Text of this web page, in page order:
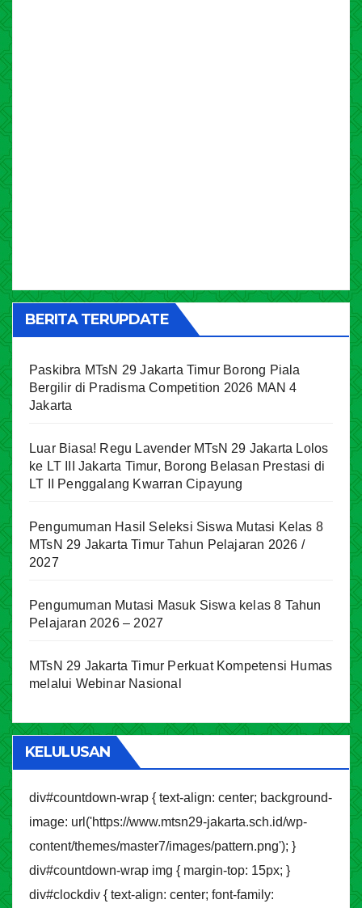
BERITA TERUPDATE
Paskibra MTsN 29 Jakarta Timur Borong Piala
Bergilir di Pradisma Competition 2026 MAN 4
Jakarta
Luar Biasa! Regu Lavender MTsN 29 Jakarta Lolos
ke LT III Jakarta Timur, Borong Belasan Prestasi di
LT II Penggalang Kwarran Cipayung
Pengumuman Hasil Seleksi Siswa Mutasi Kelas 8
MTsN 29 Jakarta Timur Tahun Pelajaran 2026 /
2027
Pengumuman Mutasi Masuk Siswa kelas 8 Tahun
Pelajaran 2026 – 2027
MTsN 29 Jakarta Timur Perkuat Kompetensi Humas
melalui Webinar Nasional
KELULUSAN
div#countdown-wrap { text-align: center; background-
image: url('https://www.mtsn29-jakarta.sch.id/wp-
content/themes/master7/images/pattern.png'); }
div#countdown-wrap img { margin-top: 15px; }
div#clockdiv { text-align: center; font-family: